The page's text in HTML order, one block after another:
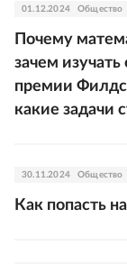
01.12.2024 Общество
Почему
зачем
премии
какие задачи
30.11.2024 Общество
Как попасть